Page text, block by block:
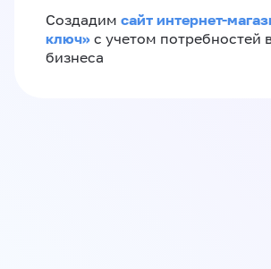
Создадим сайт интернет-
ключ» с учетом потребностей
бизнеса